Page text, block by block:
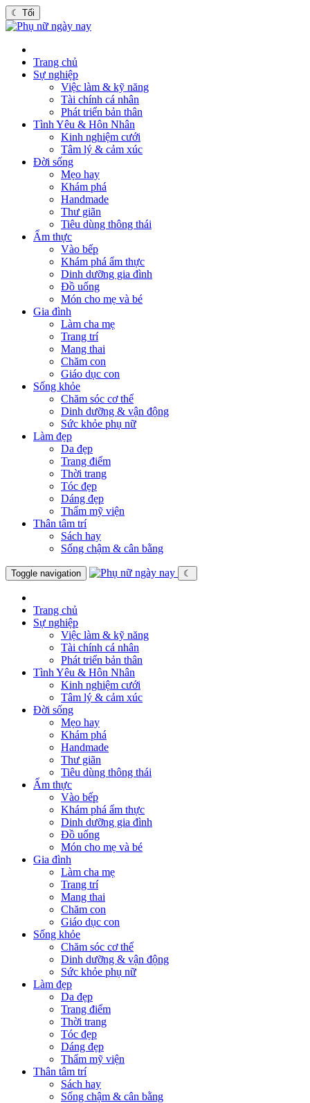
☾ Tối
Trang chủ
Sự nghiệp
Việc làm & kỹ năng
Tài chính cá nhân
Phát triển bản thân
Tình Yêu & Hôn Nhân
Kinh nghiệm cưới
Tâm lý & cảm xúc
Đời sống
Mẹo hay
Khám phá
Handmade
Thư giãn
Tiêu dùng thông thái
Ẩm thực
Vào bếp
Khám phá ẩm thực
Dinh dưỡng gia đình
Đồ uống
Món cho mẹ và bé
Gia đình
Làm cha mẹ
Trang trí
Mang thai
Chăm con
Giáo dục con
Sống khỏe
Chăm sóc cơ thể
Dinh dưỡng & vận động
Sức khỏe phụ nữ
Làm đẹp
Da đẹp
Trang điểm
Thời trang
Tóc đẹp
Dáng đẹp
Thẩm mỹ viện
Thân tâm trí
Sách hay
Sống chậm & cân bằng
Toggle navigation ☾
Trang chủ
Sự nghiệp
Việc làm & kỹ năng
Tài chính cá nhân
Phát triển bản thân
Tình Yêu & Hôn Nhân
Kinh nghiệm cưới
Tâm lý & cảm xúc
Đời sống
Mẹo hay
Khám phá
Handmade
Thư giãn
Tiêu dùng thông thái
Ẩm thực
Vào bếp
Khám phá ẩm thực
Dinh dưỡng gia đình
Đồ uống
Món cho mẹ và bé
Gia đình
Làm cha mẹ
Trang trí
Mang thai
Chăm con
Giáo dục con
Sống khỏe
Chăm sóc cơ thể
Dinh dưỡng & vận động
Sức khỏe phụ nữ
Làm đẹp
Da đẹp
Trang điểm
Thời trang
Tóc đẹp
Dáng đẹp
Thẩm mỹ viện
Thân tâm trí
Sách hay
Sống chậm & cân bằng